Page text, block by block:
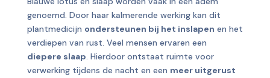
genoemd. Door haar kalmerende werking kan dit
plantmedicijn ondersteunen bij het inslapen en het
verdiepen van rust. Veel mensen ervaren een
diepere slaap. Hierdoor ontstaat ruimte voor
verwerking tijdens de nacht en een meer uitgerust